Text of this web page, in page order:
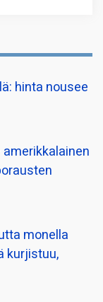
hinta nousee
monella
kurjistuu,